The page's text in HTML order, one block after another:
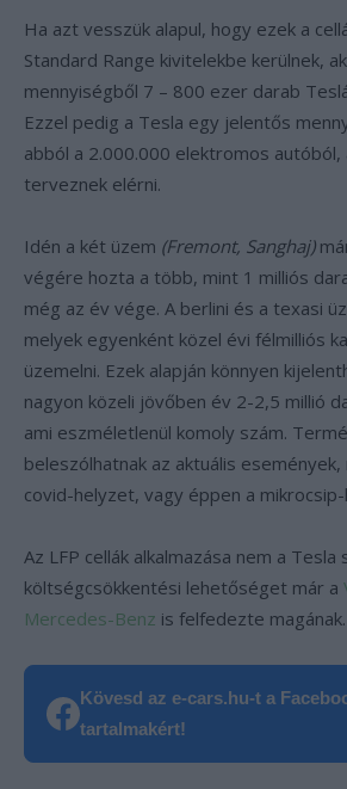
Ha azt vesszük alapul, hogy ezek a
Standard Range kivitelekbe kerülnek,
mennyiségből 7 – 800 ezer darab
Ezzel pedig a Tesla egy jelentős
abból a 2.000.000 elektromos
terveznek elérni.
Idén a két üzem (Fremont, Sanghaj)
végére hozta a több, mint 1 milliós
még az év vége. A berlini és a texasi
melyek egyenként közel évi félmilliós
üzemelni. Ezek alapján könnyen
nagyon közeli jövőben év 2-2,5 millió
ami eszméletlenül komoly szám.
beleszólhatnak az aktuális
covid-helyzet, vagy éppen a mikrocsip-
Az LFP cellák alkalmazása nem a
költségcsökkentési lehetőséget már a
Mercedes-Benz is felfedezte magának.
Kövesd az e-cars.hu-t a
tartalmakért!